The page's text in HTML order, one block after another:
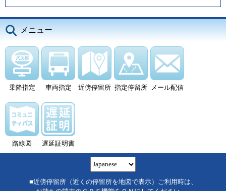
メニュー
乗降指定 車両指定 近傍停留所 指定停留所 メール配信
路線図 遅延証明書
■近傍停留所（近くの停留所を地図で表示）ご利用時は、